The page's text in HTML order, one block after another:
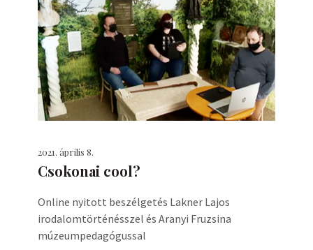
2021. április 8.
Csokonai cool?
Online nyitott beszélgetés Lakner Lajos
irodalomtörténésszel és Aranyi Fruzsina
múzeumpedagógussal